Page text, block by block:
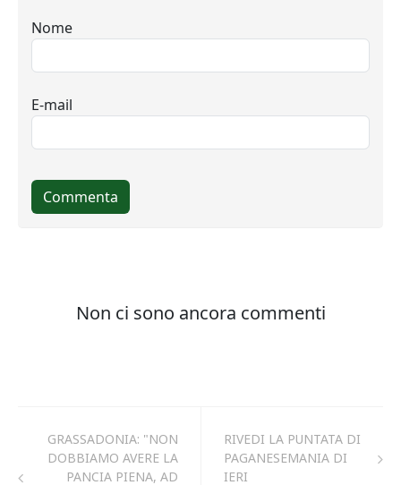
GRASSADONIA: "NON
DOBBIAMO AVERE LA
PANCIA PIENA, AD
RIVEDI LA PUNTATA DI
PAGANESEMANIA DI
IERI